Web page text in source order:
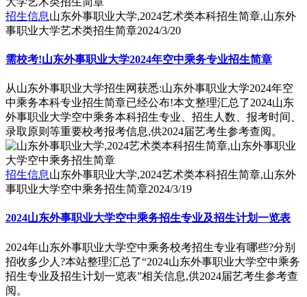
招生信息山东外事职业大学,2024艺术类本科招生简章,山东外
事职业大学艺术类招生简章2024/3/20
需校考!山东外事职业大学2024年空中乘务专业招生简章
从山东外事职业大学招生网获悉:山东外事职业大学2024年空
中乘务本科专业招生简章已经公布!本文整理汇总了2024山东
外事职业大学空中乘务本科招生专业、招生人数、报考时间、
录取原则等重要校考报考信息,供2024届艺考生参考查阅。
招生信息山东外事职业大学,2024艺术类本科招生简章,山东外
事职业大学空中乘务招生简章2024/3/19
2024山东外事职业大学空中乘务招生专业及招生计划一览表
2024年山东外事职业大学空中乘务校考招生专业有哪些?分别
招收多少人?本站整理汇总了“2024山东外事职业大学空中乘务
招生专业及招生计划一览表”相关信息,供2024届艺考生参考查
阅。